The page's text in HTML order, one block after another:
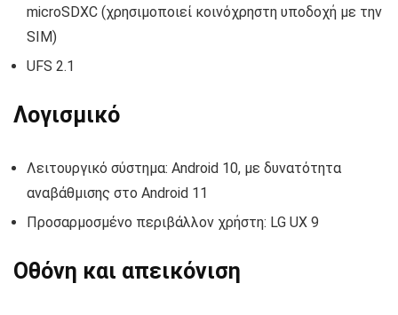
microSDXC (χρησιμοποιεί κοινόχρηστη υποδοχή με την
SIM)
UFS 2.1
Λογισμικό
Λειτουργικό σύστημα: Android 10, με δυνατότητα
αναβάθμισης στο Android 11
Προσαρμοσμένο περιβάλλον χρήστη: LG UX 9
Οθόνη και απεικόνιση